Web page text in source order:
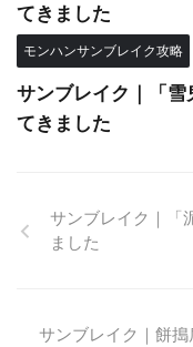
てきました
モンハンサンブレイク攻略
サンブレイク｜「
てきました
サンブレイク｜「
ました
サンブレイク｜餅